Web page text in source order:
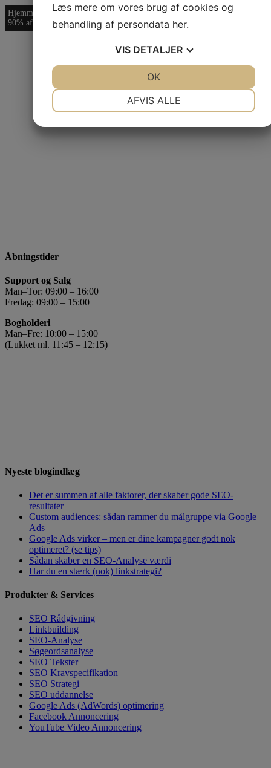
Hjemmeside giver 85-
90% af kunderne
Hjemmeside gav
300% vækst
En professionel
Åbningstider
Support og Salg
Man–Tor: 09:00 – 16:00
Fredag: 09:00 – 15:00
Bogholderi
Man–Fre: 10:00 – 15:00
(Lukket ml. 11:45 – 12:15)
Nyeste blogindlæg
Det er summen af alle faktorer, der skaber gode SEO-
resultater
Custom audiences: sådan rammer du målgruppe via Google
Ads
Google Ads virker – men er dine kampagner godt nok
optimeret? (se tips)
Sådan skaber en SEO-Analyse værdi
Har du en stærk (nok) linkstrategi?
Produkter & Services
SEO Rådgivning
Linkbuilding
SEO-Analyse
Søgeordsanalyse
SEO Tekster
SEO Kravspecifikation
SEO Strategi
SEO uddannelse
Google Ads (AdWords) optimering
Facebook Annoncering
YouTube Video Annoncering
Læs mere om vores brug af cookies og
behandling af persondata her.
VIS DETALJER
AFVIS ALLE
OK